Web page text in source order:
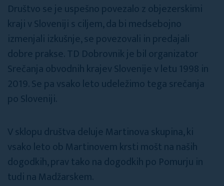
Društvo se je uspešno povezalo z objezerskimi
kraji v Sloveniji s ciljem, da bi medsebojno
izmenjali izkušnje, se povezovali in predajali
dobre prakse. TD Dobrovnik je bil organizator
Srečanja obvodnih krajev Slovenije v letu 1998 in
2019. Se pa vsako leto udeležimo tega srečanja
po Sloveniji.
V sklopu društva deluje Martinova skupina, ki
vsako leto ob Martinovem krsti mošt na naših
dogodkih, prav tako na dogodkih po Pomurju in
tudi na Madžarskem.